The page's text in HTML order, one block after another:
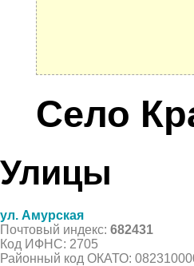
Село
Улицы
ул. Амурская
Почтовый индекс: 682431
Код ИФНС: 2705
Районный код ОКАТО: